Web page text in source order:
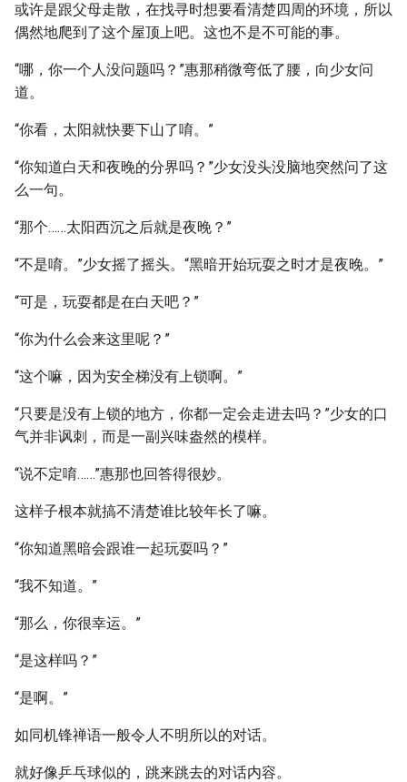
或许是跟父母走散，在找寻时想要看清楚四周的环境，所以
偶然地爬到了这个屋顶上吧。这也不是不可能的事。
“哪，你一个人没问题吗？”惠那稍微弯低了腰，向少女问
道。
“你看，太阳就快要下山了唷。”
“你知道白天和夜晚的分界吗？”少女没头没脑地突然问了这
么一句。
“那个……太阳西沉之后就是夜晚？”
“不是唷。”少女摇了摇头。“黑暗开始玩耍之时才是夜晚。”
“可是，玩耍都是在白天吧？”
“你为什么会来这里呢？”
“这个嘛，因为安全梯没有上锁啊。”
“只要是没有上锁的地方，你都一定会走进去吗？”少女的口
气并非讽刺，而是一副兴味盎然的模样。
“说不定唷……”惠那也回答得很妙。
这样子根本就搞不清楚谁比较年长了嘛。
“你知道黑暗会跟谁一起玩耍吗？”
“我不知道。”
“那么，你很幸运。”
“是这样吗？”
“是啊。”
如同机锋禅语一般令人不明所以的对话。
就好像乒乓球似的，跳来跳去的对话内容。